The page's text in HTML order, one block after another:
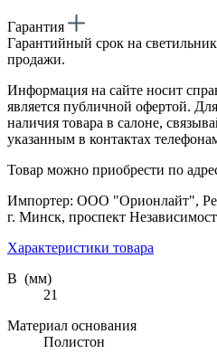
Гарантия
Гарантийный срок на
продажи.
Информация на сайте носит
является публичной офертой.
наличия товара в салоне,
указанным в контактах
Товар можно приобрести по
Импортер: ООО "Орионлайт",
г. Минск, проспект
Характеристики товара
В (мм)
21
Материал основания
Полистон